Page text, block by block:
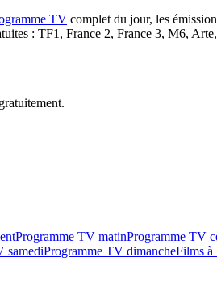
TV complet du jour, les
: TF1, France 2, France 3, M6,
Programme TV matinProgramme TV
samediProgramme TV dimancheFilms à